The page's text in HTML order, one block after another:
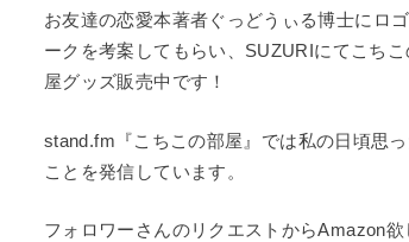
お友達の恋愛本著者ぐっどうぃる博士にロ
ークを考案してもらい、SUZURIにてこちこ
屋グッズ販売中です！
stand.fm『こちこの部屋』では私の日頃思っ
ことを発信しています。
フォロワーさんのリクエストからAmazon欲